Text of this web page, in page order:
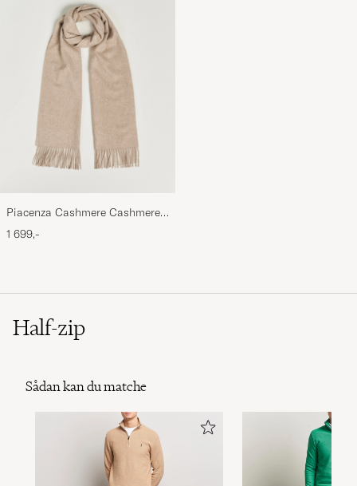
Piacenza Cashmere Cashmere
Scarf Light Beige
1 699,-
Half-zip
Sådan kan du matche